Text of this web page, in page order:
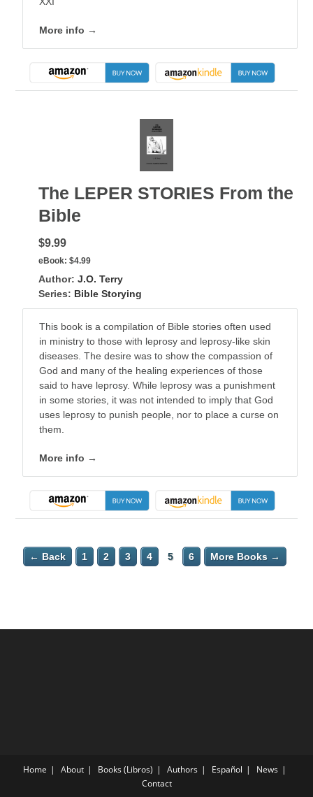
More info →
The LEPER STORIES From the
Bible
$9.99
eBook: $4.99
Author: J.O. Terry
Series: Bible Storying
This book is a compilation of Bible stories often used
in ministry to those with leprosy and leprosy-like skin
diseases. The desire was to show the compassion of
God and many of the healing experiences of those
said to have leprosy. While leprosy was a punishment
in some stories, it was not intended to imply that God
uses leprosy to punish people, nor to place a curse on
them.
More info →
← Back 1 2 3 4 5 6 More Books →
Home About Books (Libros) Authors Español
News
Contact